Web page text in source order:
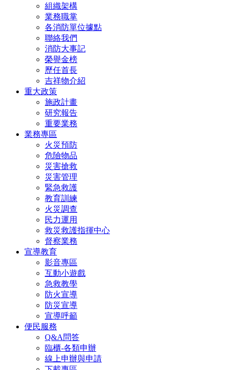
組織架構
業務職掌
各消防單位據點
聯絡我們
消防大事記
榮譽金榜
歷任首長
吉祥物介紹
重大政策
施政計畫
研究報告
重要業務
業務專區
火災預防
危險物品
災害搶救
災害管理
緊急救護
教育訓練
火災調查
民力運用
救災救護指揮中心
督察業務
宣導教育
影音專區
互動小遊戲
急救教學
防火宣導
防災宣導
宣導呼籲
便民服務
Q&A問答
臨櫃-各類申辦
線上申辦與申請